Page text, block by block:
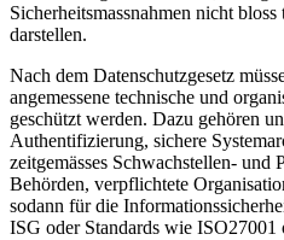
Sicherheitsmassnahmen nicht
darstellen.
Nach dem Datenschutzgesetz
angemessene technische und
geschützt werden. Dazu gehören
Authentifizierung, sichere
zeitgemässes Schwachstellen- und
Behörden, verpflichtete
sodann für die
ISG oder Standards wie